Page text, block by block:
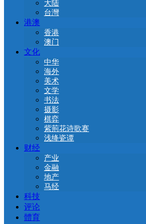
大陆
台灣
港澳
香港
澳门
文化
中华
海外
美术
文学
书法
摄影
棋弈
紫荊花诗歌赛
浅绛瓷谭
财经
产业
金融
地产
马经
科技
评论
體育